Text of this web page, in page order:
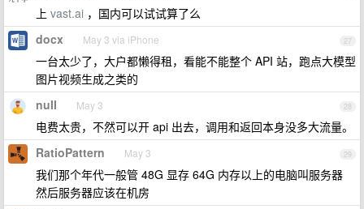
上 vast.ai ，国内可以试试算了么
27
docx May 3 via iPhone
一台太少了，大户都懒得租，看能不能整个 API 站，跑点大模型
图片视频生成之类的
28
nuII May 3
电费太贵，不然可以开 api 出去，调用和返回本身没多大流量。
29
RatioPattern May 3
我们那个年代一般管 48G 显存 64G 内存以上的电脑叫服务器
然后服务器应该在机房